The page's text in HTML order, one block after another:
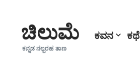
ಚಿಲುಮೆ
ಕನ್ನಡ ನಲ್ಬರಹ ತಾಣ
ಕವನ ಕಥೆ